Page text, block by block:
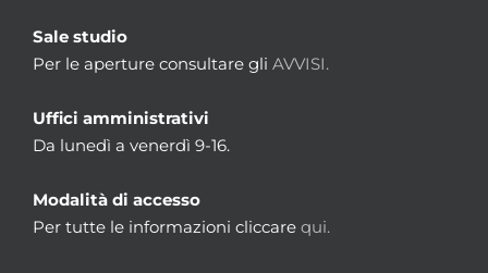
Sale studio
Per le aperture consultare gli AVVISI.
Uffici amministrativi
Da lunedì a venerdì 9-16.
Modalità di accesso
Per tutte le informazioni cliccare qui.